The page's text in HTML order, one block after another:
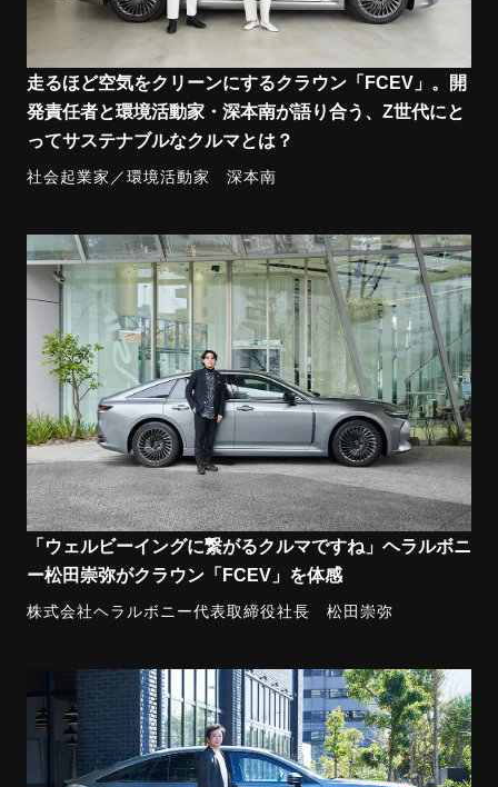
走るほど空気をクリーンにするクラウン「FCEV」。開
発責任者と環境活動家・深本南が語り合う、Z世代にと
ってサステナブルなクルマとは？
社会起業家／環境活動家 深本南
「ウェルビーイングに繋がるクルマですね」ヘラルボニ
ー松田崇弥がクラウン「FCEV」を体感
株式会社ヘラルボニー代表取締役社長 松田崇弥